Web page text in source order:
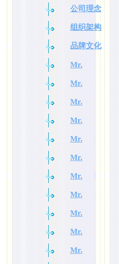
公司理念
组织架构
品牌文化
Mr.
Mr.
Mr.
Mr.
Mr.
Mr.
Mr.
Mr.
Mr.
Mr.
Mr.